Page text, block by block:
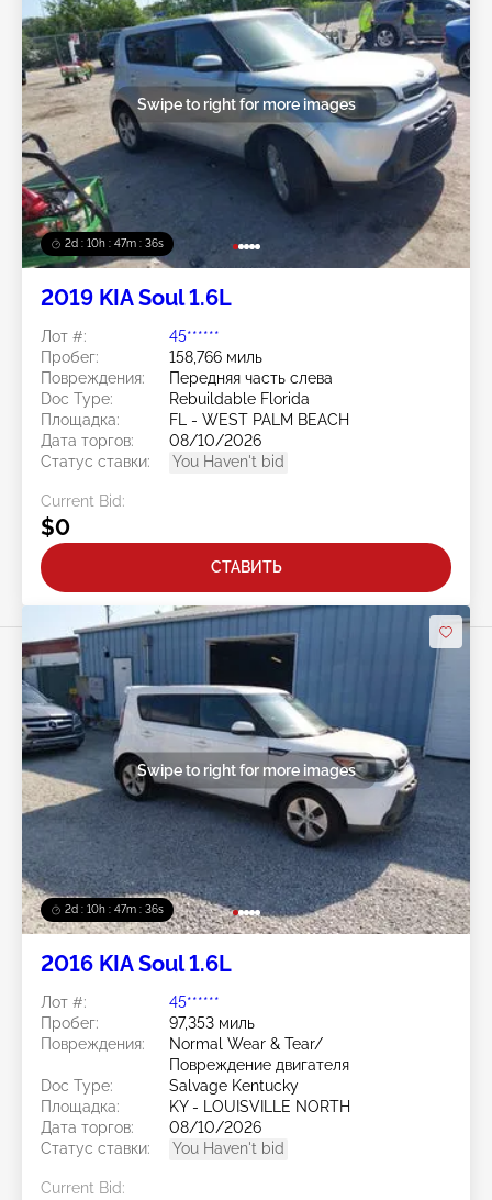
2d : 10h : 47m : 33s
Swipe to right for more images
2019 KIA Soul 1.6L
Лот #:
45******
Пробег:
158,766 миль
Повреждения:
Передняя часть слева
Doc Type:
Rebuildable Florida
Площадка:
FL - WEST PALM BEACH
Дата торгов:
08/10/2026
Статус ставки:
You Haven't bid
Current Bid:
$0
СТАВИТЬ
2d : 10h : 47m : 33s
Swipe to right for more images
2016 KIA Soul 1.6L
Лот #:
45******
Пробег:
97,353 миль
Повреждения:
Normal Wear & Tear/
Повреждение двигателя
Doc Type:
Salvage Kentucky
Площадка:
KY - LOUISVILLE NORTH
Дата торгов:
08/10/2026
Статус ставки:
You Haven't bid
Current Bid: